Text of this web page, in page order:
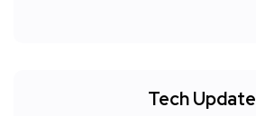
Tech Update